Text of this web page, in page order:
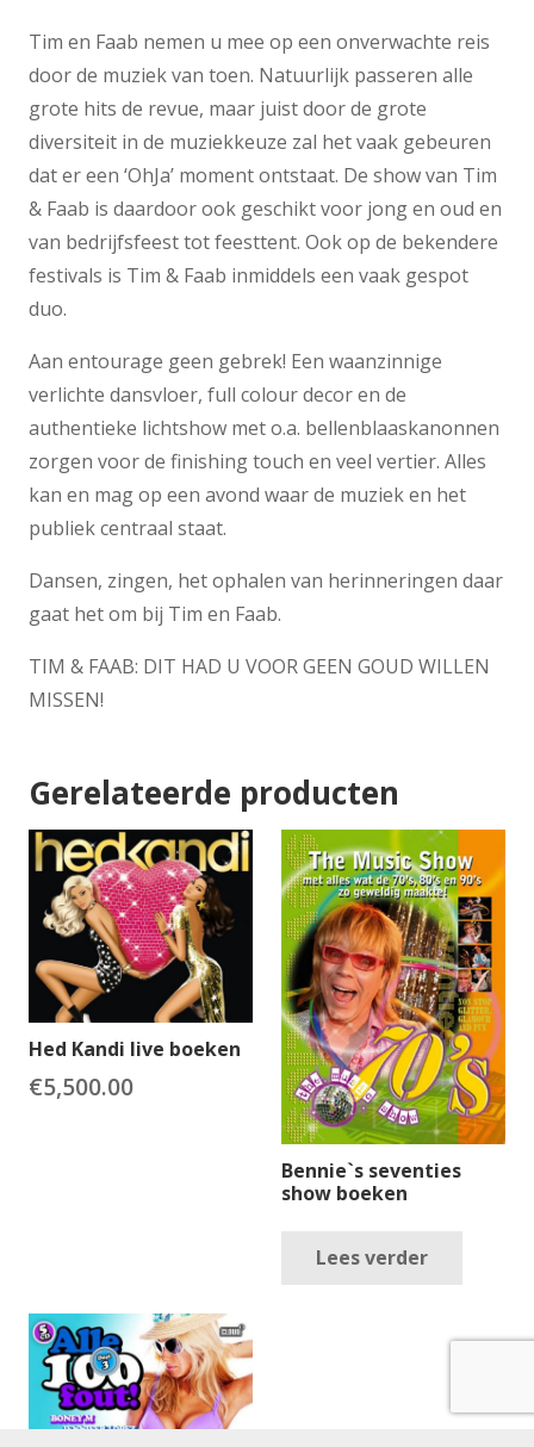
Tim en Faab nemen u mee op een onverwachte reis
door de muziek van toen. Natuurlijk passeren alle
grote hits de revue, maar juist door de grote
diversiteit in de muziekkeuze zal het vaak gebeuren
dat er een ‘OhJa’ moment ontstaat. De show van Tim
& Faab is daardoor ook geschikt voor jong en oud en
van bedrijfsfeest tot feesttent. Ook op de bekendere
festivals is Tim & Faab inmiddels een vaak gespot
duo.
Aan entourage geen gebrek! Een waanzinnige
verlichte dansvloer, full colour decor en de
authentieke lichtshow met o.a. bellenblaaskanonnen
zorgen voor de finishing touch en veel vertier. Alles
kan en mag op een avond waar de muziek en het
publiek centraal staat.
Dansen, zingen, het ophalen van herinneringen daar
gaat het om bij Tim en Faab.
TIM & FAAB: DIT HAD U VOOR GEEN GOUD WILLEN
MISSEN!
Gerelateerde producten
Hed Kandi live boeken
€5,500.00
Bennie`s seventies
show boeken
Lees verder